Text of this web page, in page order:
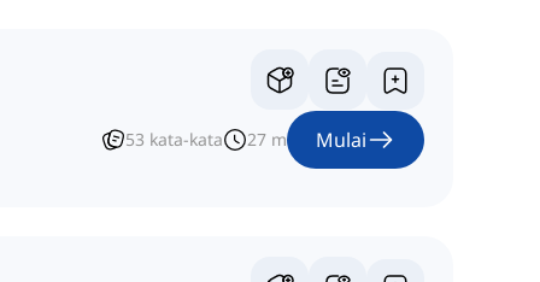
53 kata-kata 27 m Mulai